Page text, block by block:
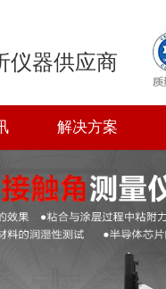
仪器供应商
解决方案